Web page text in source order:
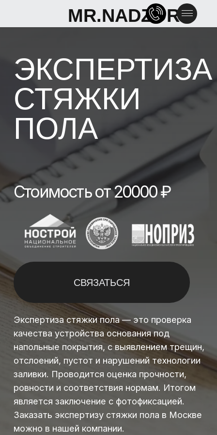
MR.NADZOR
MR.NADZOR
Экспертиза стяжки пола — это проверка
качества устройства основания под
напольные покрытия, с выявлением трещин,
заливки. Проводится оценка прочности,
ровности и соответствия нормам. Итогом
является заключение с фотофиксацией.
Заказать экспертизу стяжки пола в Москве
можно в нашей компании.
СТЯЖКИ
ПОЛА
Стоимость от 20000 ₽
ЧТО ВХОДИТ
В